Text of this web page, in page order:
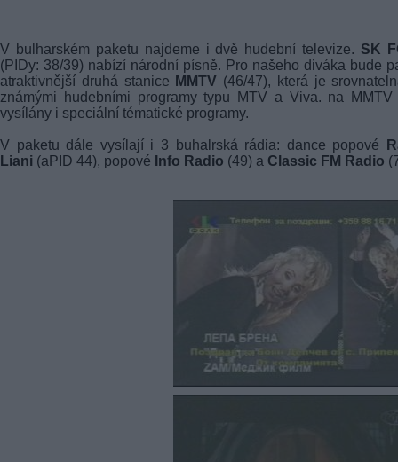
V bulharském paketu najdeme i dvě hudební televize. SK
(PIDy: 38/39) nabízí národní písně. Pro našeho diváka bude
atraktivnější druhá stanice MMTV (46/47), která je
známými hudebními programy typu MTV a Viva. na MMTV
vysílány i speciální tématické programy.
V paketu dále vysílají i 3 buhalrská rádia: dance popové
Liani (aPID 44), popové Info Radio (49) a Classic FM Radio